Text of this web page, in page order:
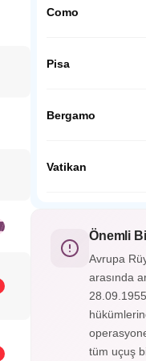
Como
eteklerinde yer
atmosferiyle ünlüdür.
Pisa
ve dünyaca ünlü
Bergamo
yer alan tarihi bir
Vatikan
bu kutsal şehirde
Vatikan Müzeleri
ünlü Sistina Şapeli
Önemli
Avrupa
arasında
tüm uçuş